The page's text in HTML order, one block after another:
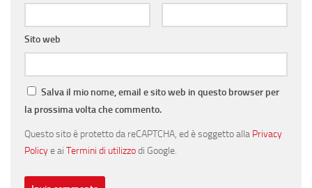
Sito web
Salva il mio nome, email e sito web in questo browser per
la prossima volta che commento.
Questo sito è protetto da reCAPTCHA, ed è soggetto alla Privacy
Policye ai Termini di utilizzodi Google.